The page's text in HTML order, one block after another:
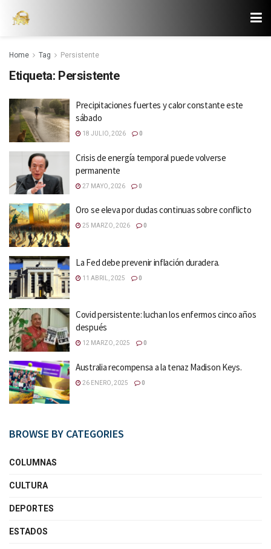
Home Tag Persistente
Etiqueta: Persistente
Precipitaciones fuertes y calor constante este
sábado
18 JULIO, 2026 0
Crisis de energía temporal puede volverse
permanente
27 MAYO, 2026 0
Oro se eleva por dudas continuas sobre conflicto
25 MARZO, 2026 0
La Fed debe prevenir inflación duradera.
11 ABRIL, 2025 0
Covid persistente: luchan los enfermos cinco años
después
12 MARZO, 2025 0
Australia recompensa a la tenaz Madison Keys.
26 ENERO, 2025 0
BROWSE BY CATEGORIES
COLUMNAS
CULTURA
DEPORTES
ESTADOS